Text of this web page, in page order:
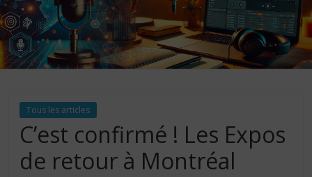
Tous les articles
C’est confirmé ! Les Expos
de retour à Montréal